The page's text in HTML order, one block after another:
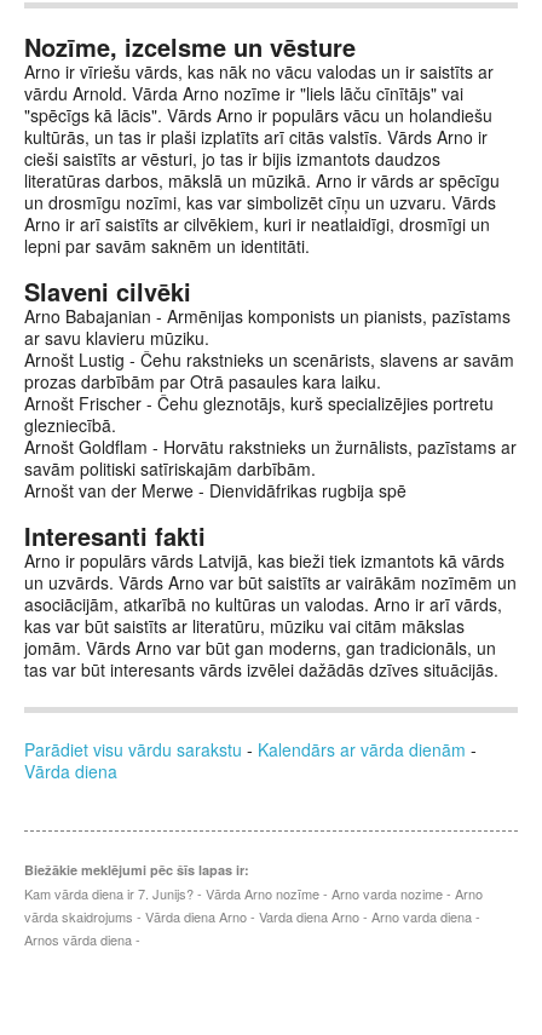
Nozīme, izcelsme un vēsture
Arno ir vīriešu vārds, kas nāk no vācu valodas un ir saistīts ar
vārdu Arnold. Vārda Arno nozīme ir "liels lāču cīnītājs" vai
"spēcīgs kā lācis". Vārds Arno ir populārs vācu un holandiešu
kultūrās, un tas ir plaši izplatīts arī citās valstīs. Vārds Arno ir
cieši saistīts ar vēsturi, jo tas ir bijis izmantots daudzos
literatūras darbos, mākslā un mūzikā. Arno ir vārds ar spēcīgu
un drosmīgu nozīmi, kas var simbolizēt cīņu un uzvaru. Vārds
Arno ir arī saistīts ar cilvēkiem, kuri ir neatlaidīgi, drosmīgi un
lepni par savām saknēm un identitāti.
Slaveni cilvēki
Arno Babajanian - Armēnijas komponists un pianists, pazīstams
ar savu klavieru mūziku.
Arnošt Lustig - Čehu rakstnieks un scenārists, slavens ar savām
prozas darbībām par Otrā pasaules kara laiku.
Arnošt Frischer - Čehu gleznotājs, kurš specializējies portretu
glezniecībā.
Arnošt Goldflam - Horvātu rakstnieks un žurnālists, pazīstams ar
savām politiski satīriskajām darbībām.
Arnošt van der Merwe - Dienvidāfrikas rugbija spē
Interesanti fakti
Arno ir populārs vārds Latvijā, kas bieži tiek izmantots kā vārds
un uzvārds. Vārds Arno var būt saistīts ar vairākām nozīmēm un
asociācijām, atkarībā no kultūras un valodas. Arno ir arī vārds,
kas var būt saistīts ar literatūru, mūziku vai citām mākslas
jomām. Vārds Arno var būt gan moderns, gan tradicionāls, un
tas var būt interesants vārds izvēlei dažādās dzīves situācijās.
Parādiet visu vārdu sarakstu - Kalendārs ar vārda dienām -
Vārda diena
Biežākie meklējumi pēc šīs lapas ir:
Kam vārda diena ir 7. Junijs? - Vārda Arno nozīme - Arno varda nozime - Arno
vārda skaidrojums - Vārda diena Arno - Varda diena Arno - Arno varda diena -
Arnos vārda diena -